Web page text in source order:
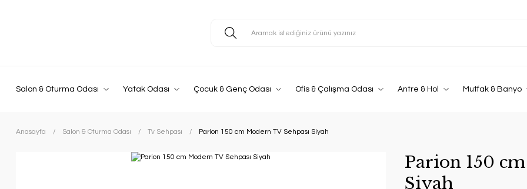
Salon & Oturma Odası Yatak Odası Çocuk & Genç Odası Ofis & Çalışma Odası Antre & Hol Mutfak & Banyo
Anasayfa Salon & Oturma Odası Tv Sehpası Parion 150 cm Modern TV Sehpası Siyah
Parion 150
Siyah